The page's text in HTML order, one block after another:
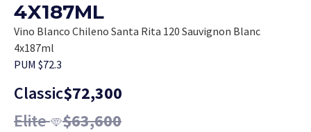
4X187ML
Vino Blanco Chileno Santa Rita 120 Sauvignon Blanc
4x187ml
PUM $72.3
Classic$72,300
Elite $63,600